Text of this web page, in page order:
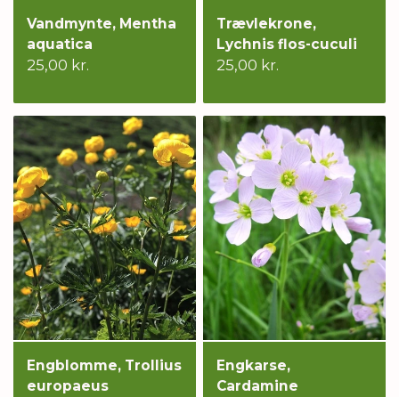
Vandmynte, Mentha
aquatica
25,00 kr.
Trævlekrone,
Lychnis flos-cuculi
25,00 kr.
Engblomme, Trollius
europaeus
Engkarse,
Cardamine